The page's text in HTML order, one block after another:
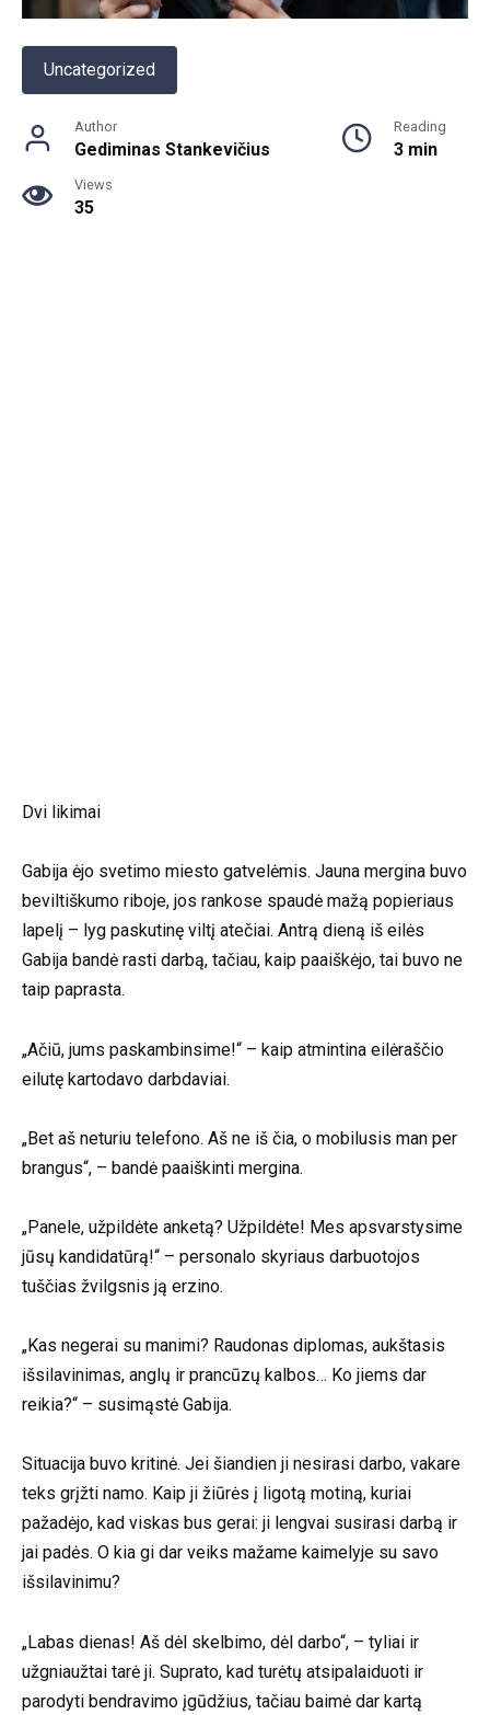
Uncategorized
Author
Gediminas Stankevičius
Reading
3 min
Views
35
Dvi likimai
Gabija ėjo svetimo miesto gatvelėmis. Jauna mergina buvo
beviltiškumo riboje, jos rankose spaudė mažą popieriaus
lapelį – lyg paskutinę viltį atečiai. Antrą dieną iš eilės
Gabija bandė rasti darbą, tačiau, kaip paaiškėjo, tai buvo ne
taip paprasta.
„Ačiū, jums paskambinsime!“ – kaip atmintina eilėraščio
eilutę kartodavo darbdaviai.
„Bet aš neturiu telefono. Aš ne iš čia, o mobilusis man per
brangus“, – bandė paaiškinti mergina.
„Panele, užpildėte anketą? Užpildėte! Mes apsvarstysime
jūsų kandidatūrą!“ – personalo skyriaus darbuotojos
tuščias žvilgsnis ją erzino.
„Kas negerai su manimi? Raudonas diplomas, aukštasis
išsilavinimas, anglų ir prancūzų kalbos… Ko jiems dar
reikia?“ – susimąstė Gabija.
Situacija buvo kritinė. Jei šiandien ji nesirasi darbo, vakare
teks grįžti namo. Kaip ji žiūrės į ligotą motiną, kuriai
pažadėjo, kad viskas bus gerai: ji lengvai susirasi darbą ir
jai padės. O kia gi dar veiks mažame kaimelyje su savo
išsilavinimu?
„Labas dienas! Aš dėl skelbimo, dėl darbo“, – tyliai ir
užgniaužtai tarė ji. Suprato, kad turėtų atsipalaiduoti ir
parodyti bendravimo įgūdžius, tačiau baimė dar kartą